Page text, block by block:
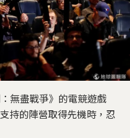
無盡戰爭》的電競遊戲
持的陣營取得先機時，忍